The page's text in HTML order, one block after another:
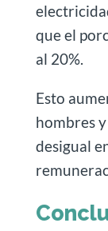
que el
al 20%.
Esto
hombres
desigual